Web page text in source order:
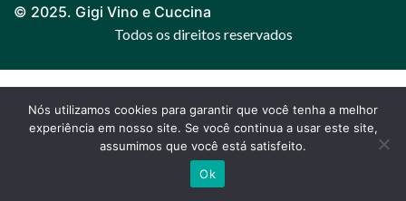
© 2025. Gigi Vino e Cuccina
Todos os direitos reservados
Nós utilizamos cookies para garantir que você tenha a melhor
experiência em nosso site. Se você continua a usar este site,
assumimos que você está satisfeito.
Ok